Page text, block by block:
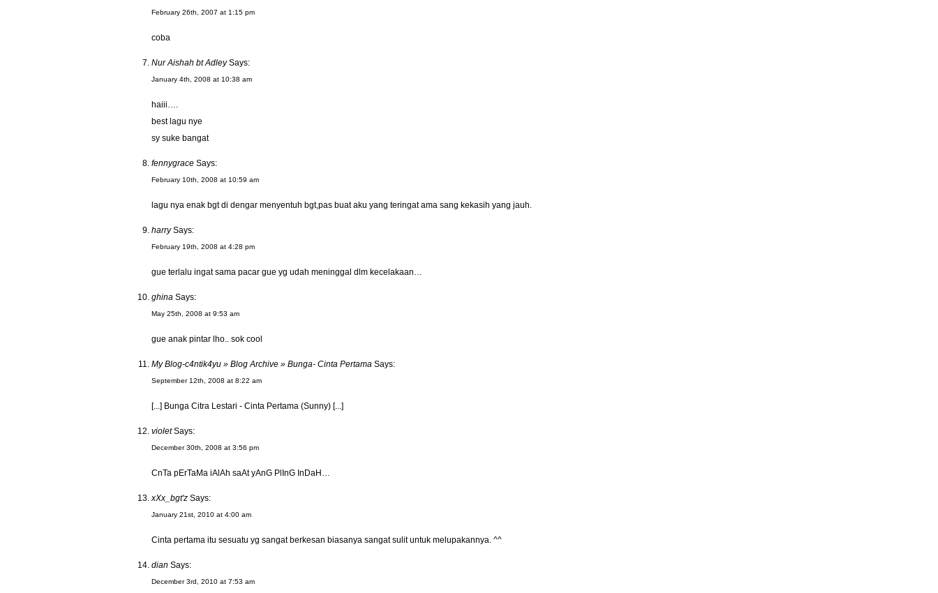
February 26th, 2007 at 1:15 pm
coba
Nur Aishah bt AdleySays:
January 4th, 2008 at 10:38 am
haiii….
best lagu nye
sy suke bangat
fennygrace Says:
February 10th, 2008 at 10:59 am
lagu nya enak bgt di dengar menyentuh bgt,pas buat aku yang teringat ama sang kekasih yang jauh.
harrySays:
February 19th, 2008 at 4:28 pm
gue terlalu ingat sama pacar gue yg udah meninggal dlm kecelakaan…
ghina Says:
May 25th, 2008 at 9:53 am
gue anak pintar lho.. sok cool
My Blog-c4ntik4yu » Blog Archive » Bunga- Cinta Pertama Says:
September 12th, 2008 at 8:22 am
[...] Bunga Citra Lestari - Cinta Pertama (Sunny) [...]
violetSays:
December 30th, 2008 at 3:56 pm
CnTa pErTaMa iAlAh saAt yAnG PlInG InDaH…
xXx_bgt'z Says:
January 21st, 2010 at 4:00 am
Cinta pertama itu sesuatu yg sangat berkesan biasanya sangat sulit untuk melupakannya. ^^
dian Says:
December 3rd, 2010 at 7:53 am